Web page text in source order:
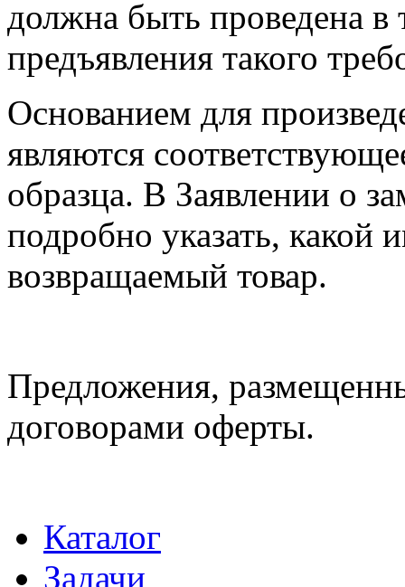
должна быть проведена в
предъявления такого
Основанием для
являются
образца. В Заявлении о
подробно указать, какой
возвращаемый товар.
Предложения,
договорами оферты.
Каталог
Задачи